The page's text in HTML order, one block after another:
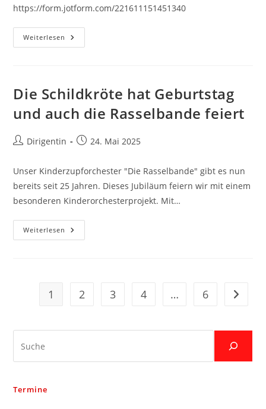
https://form.jotform.com/221611151451340
Weiterlesen Anmeldung
Zur
Die Schildkröte hat Geburtstag
und auch die Rasselbande feiert
Beitrags-
Dirigentin
Beitrag24. Mai 2025
Unser Kinderzupforchester "Die Rasselbande" gibt es nun
bereits seit 25 Jahren. Dieses Jubiläum feiern wir mit einem
besonderen Kinderorchesterprojekt. Mit…
Weiterlesen Die
Schildkröte
Rasselbande
Feiert
1 2 3 4 … 6 Zur
Termine